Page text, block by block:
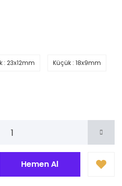
: 23x12mm Küçük : 18x9mm
Hemen Al